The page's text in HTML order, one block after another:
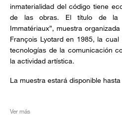
inmaterialidad del código tiene
de las obras. El título de la
Immatériaux”, muestra
François Lyotard en 1985, la
tecnologías de la comunicación
la actividad artística.
La muestra estará disponible
Ver más